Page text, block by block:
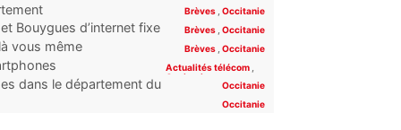
Brèves Occitanie
Bouygues d’internet fixe
Brèves Occitanie
vous même Brèves Occitanie
Actualités télécom
Occitanie
dans le département du
Occitanie
Occitanie